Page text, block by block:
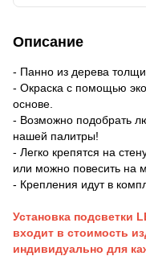
Описание
- Панно из дерева
- Окраска с помощью
основе.
- Возможно подобрать
нашей палитры!
- Легко крепятся на
или можно повесить на
- Крепления идут в
Установка подсветки
входит в стоимость
индивидуально для